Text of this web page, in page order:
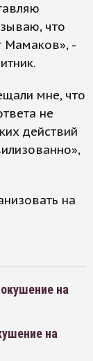
что
Мамаков», -
мне, что
не
действий
на
на
на